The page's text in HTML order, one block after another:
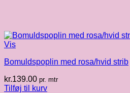
Vis
Bomuldspoplin med rosa/hvid strib
kr.139.00 pr. mtr
Tilføj til kurv